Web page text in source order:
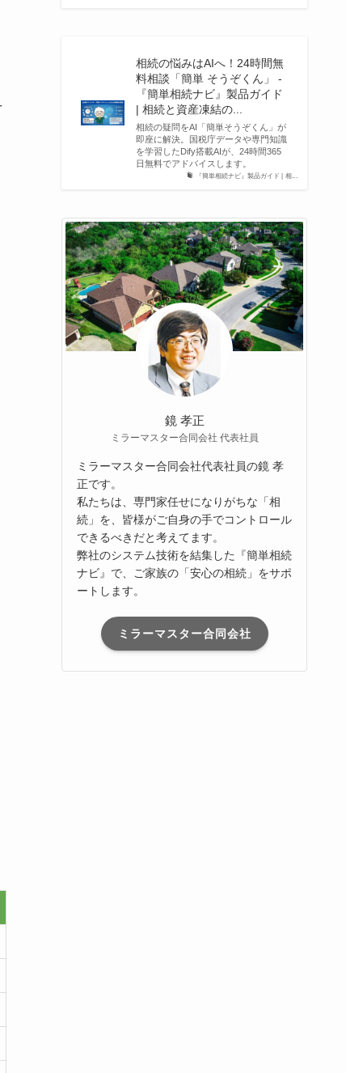
『簡単相続ナビ』製品ガイド | 相...
相続の悩みはAIへ！24時間無
料相談「簡単 そうぞくん」 -
『簡単相続ナビ』製品ガイド
| 相続と資産凍結の...
相続の疑問をAI「簡単そうぞくん」が
即座に解決。国税庁データや専門知識
を学習したDify搭載AIが、24時間365
日無料でアドバイスします。
鏡 孝正
ミラーマスター合同会社 代表社員
ミラーマスター合同会社代表社員の鏡 孝
正です。
私たちは、専門家任せになりがちな「相
続」を、皆様がご自身の手でコントロール
できるべきだと考えてます。
弊社のシステム技術を結集した『簡単相続
ナビ』で、ご家族の「安心の相続」をサポ
ートします。
ミラーマスター合同会社